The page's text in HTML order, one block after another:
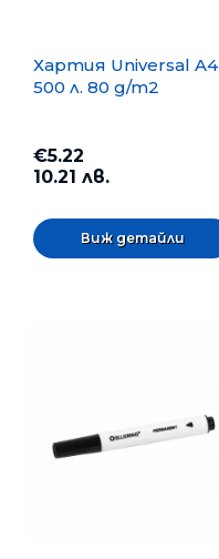
Хартия Universal A4
500 л. 80 g/m2
€5.22
10.21 лв.
Виж детайли